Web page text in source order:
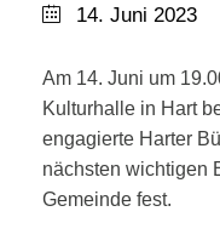
14. Juni 2023
Am 14. Juni um
Kulturhalle in Hart
engagierte Harter
nächsten wichtigen
Gemeinde fest.